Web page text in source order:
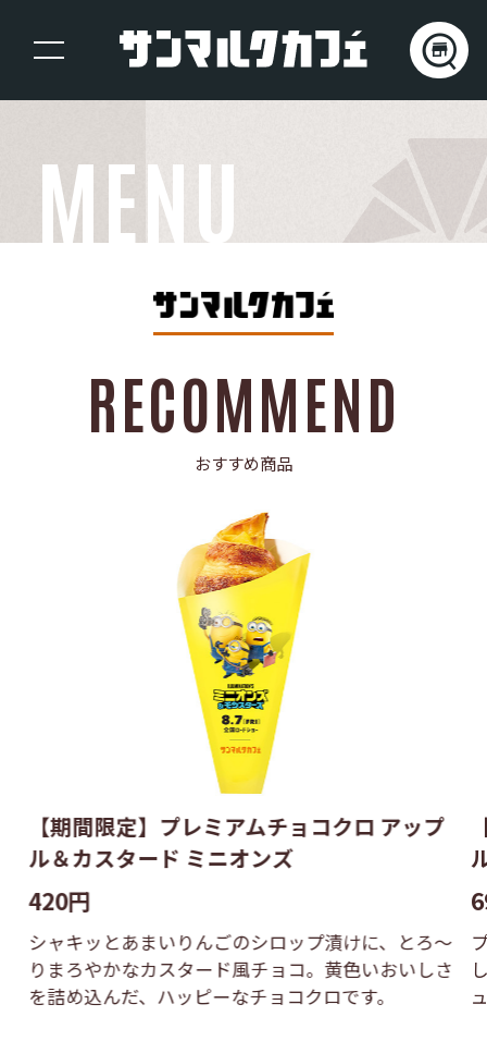
MENU
RECOMMEND
おすすめ商品
【期間限定】プレミアムチョコクロ アップ
ル＆カスタード ミニオンズ
420円
シャキッとあまいりんごのシロップ漬けに、とろ〜
りまろやかなカスタード風チョコ。黄色いおいしさ
を詰め込んだ、ハッピーなチョコクロです。